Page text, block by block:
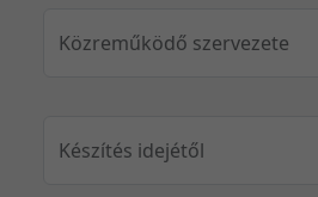
Közreműködő szervezete
Készítés idejétől